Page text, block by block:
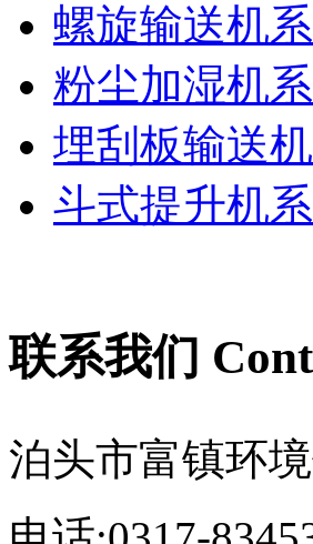
螺旋输送机
粉尘加湿机系
埋刮板输送
斗式提升机系
联系我们
泊头市富镇环